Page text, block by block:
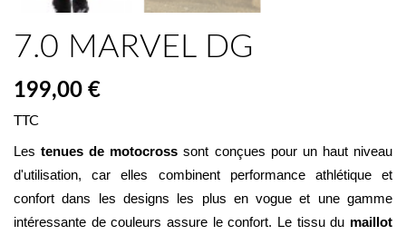
7.0 MARVEL DG
199,00 €
TTC
Les tenues de motocross sont conçues pour un haut niveau
d'utilisation, car elles combinent performance athlétique et
confort dans les designs les plus en vogue et une gamme
intéressante de couleurs assure le confort. Le tissu du maillot